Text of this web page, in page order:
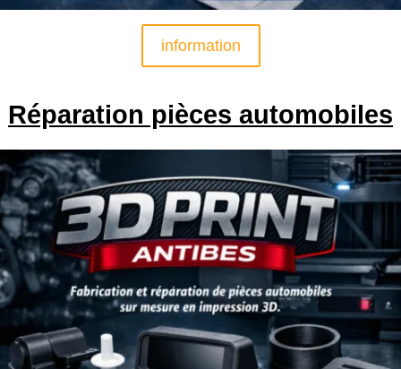
information
Réparation pièces automobiles